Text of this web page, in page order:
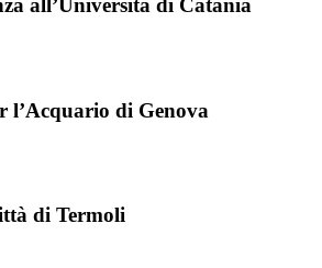
all’Università di Catania
l’Acquario di Genova​
di Termoli